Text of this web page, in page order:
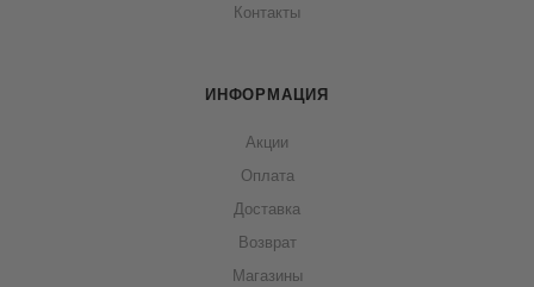
Контакты
ИНФОРМАЦИЯ
Акции
Оплата
Доставка
Возврат
Магазины